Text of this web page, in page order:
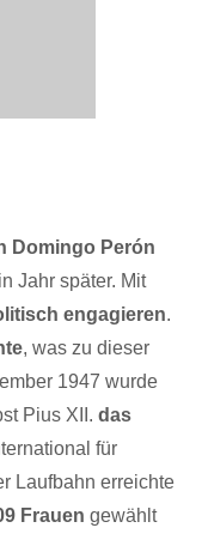
Domingo Perón
Jahr später. Mit
engagieren.
, was zu dieser
1947 wurde
Pius XII. das
für
Laufbahn erreichte
Frauen gewählt